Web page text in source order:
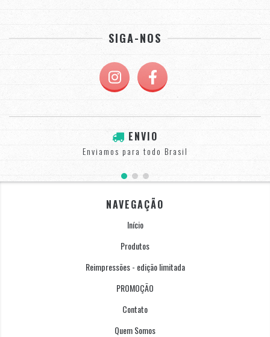
SIGA-NOS
ENVIO
Enviamos para todo Brasil
NAVEGAÇÃO
Início
Produtos
Reimpressões - edição limitada
PROMOÇÃO
Contato
Quem Somos